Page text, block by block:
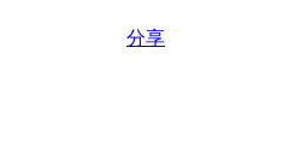
分享